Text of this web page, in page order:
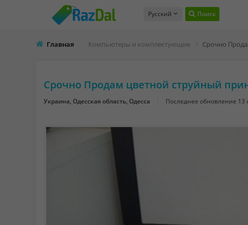
Русский Поиск
Главная Компьютеры и комплектующие
Срочно Продам цветной струйный
Украина, Одесская область, Одесса Последнее обновление 13